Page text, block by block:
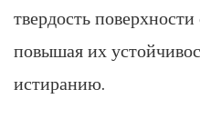
твердость
повышая их
истиранию.